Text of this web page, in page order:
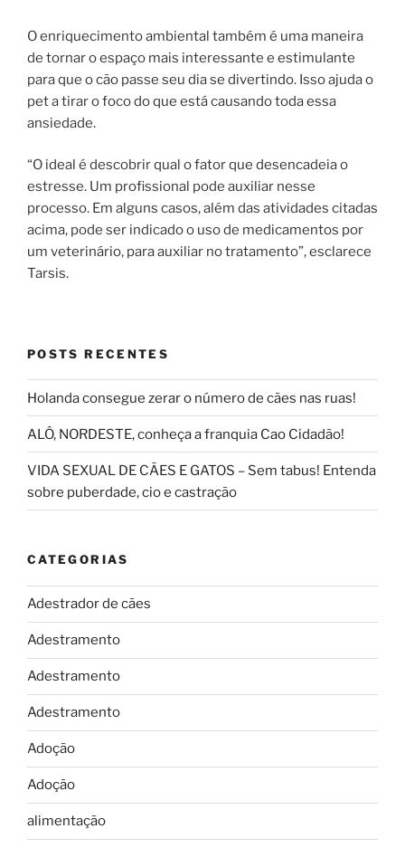
O enriquecimento ambiental também é uma maneira
de tornar o espaço mais interessante e estimulante
para que o cão passe seu dia se divertindo. Isso ajuda o
pet a tirar o foco do que está causando toda essa
ansiedade.
“O ideal é descobrir qual o fator que desencadeia o
estresse. Um profissional pode auxiliar nesse
processo. Em alguns casos, além das atividades citadas
acima, pode ser indicado o uso de medicamentos por
um veterinário, para auxiliar no tratamento”, esclarece
Tarsis.
POSTS RECENTES
Holanda consegue zerar o número de cães nas ruas!
ALÔ, NORDESTE, conheça a franquia Cao Cidadão!
VIDA SEXUAL DE CÃES E GATOS – Sem tabus! Entenda
sobre puberdade, cio e castração
CATEGORIAS
Adestrador de cães
Adestramento
Adestramento
Adestramento
Adoção
Adoção
alimentação